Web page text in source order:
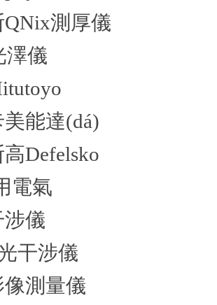
測厚儀
澤儀
能達(dá)
Defelsko
電氣
涉儀
干涉儀
像測量儀